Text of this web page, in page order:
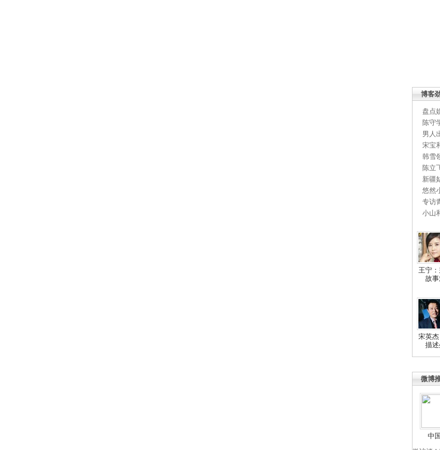
博客
盘点
陈守
男人
宋宝
韩雪
陈立
新疆
悠然
专访
小山
王宁
故
宋英杰
描
微博
中